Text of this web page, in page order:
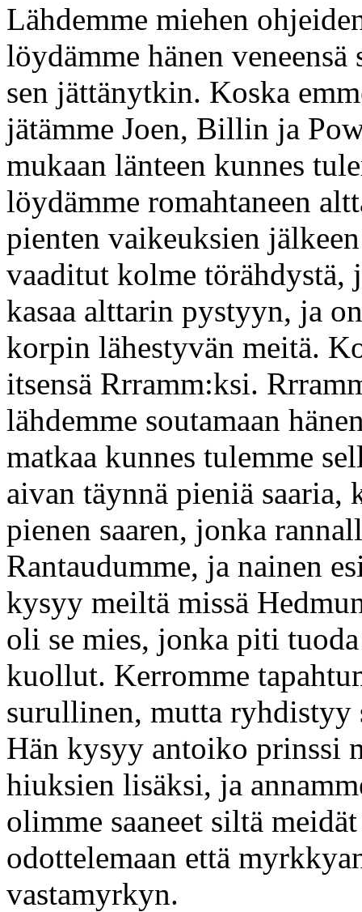
Lähdemme miehen
löydämme hänen
sen jättänytkin. Koska
jätämme Joen, Billin ja
mukaan länteen kunnes
löydämme romahtaneen
pienten vaikeuksien
vaaditut kolme törähdystä,
kasaa alttarin pystyyn, ja
korpin lähestyvän meitä.
itsensä Rrramm:ksi.
lähdemme soutamaan
matkaa kunnes tulemme
aivan täynnä pieniä saaria,
pienen saaren, jonka
Rantaudumme, ja nainen
kysyy meiltä missä
oli se mies, jonka piti
kuollut. Kerromme
surullinen, mutta ryhdistyy
Hän kysyy antoiko prinssi
hiuksien lisäksi, ja
olimme saaneet siltä
odottelemaan että
vastamyrkyn.